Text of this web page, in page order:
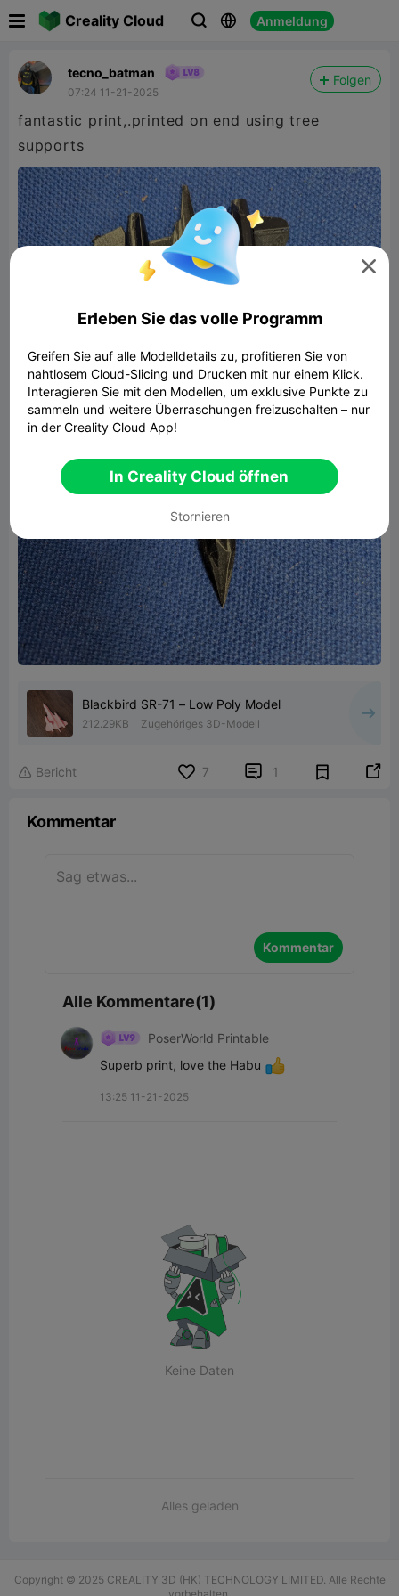
Creality Cloud   Anmeldung
tecno_batman
07:24 11-21-2025
Folgen
fantastic print,.printed on end using tree
supports
Blackbird SR-71 – Low Poly Model
212.29KB Zugehöriges 3D-Modell
 Bericht 7  1 
Kommentar
Kommentar
Alle Kommentare(1)
PoserWorld Printable
Superb print, love the Habu
13:25 11-21-2025
Keine Daten
Alles geladen
Copyright © 2025 CREALITY 3D (HK) TECHNOLOGY LIMITED. Alle Rechte

Erleben Sie das volle Programm
Greifen Sie auf alle Modelldetails zu, profitieren Sie von
nahtlosem Cloud-Slicing und Drucken mit nur einem Klick.
Interagieren Sie mit den Modellen, um exklusive Punkte zu
sammeln und weitere Überraschungen freizuschalten – nur
in der Creality Cloud App!
In Creality Cloud öffnen
Stornieren